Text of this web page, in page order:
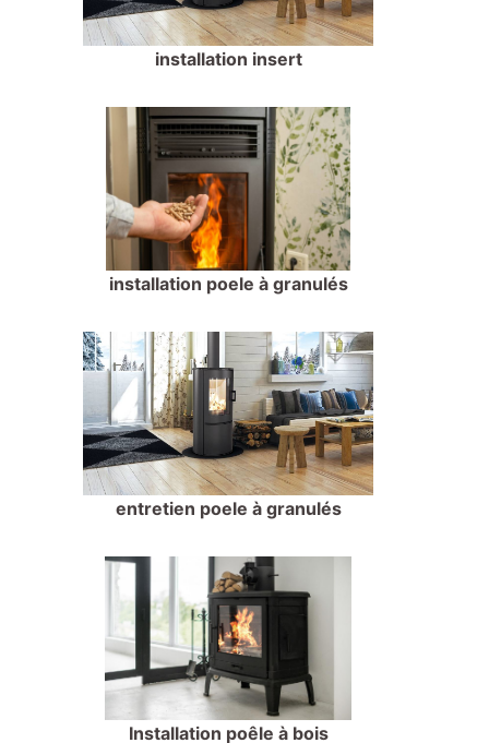
installation insert
installation poele à granulés
entretien poele à granulés
Installation poêle à bois